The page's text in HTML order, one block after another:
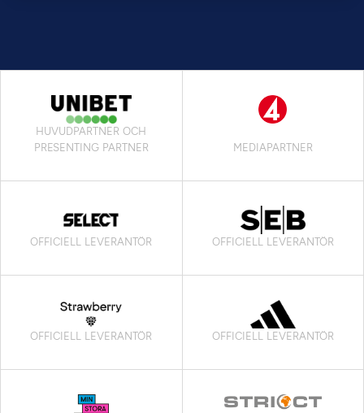
HUVUDPARTNER OCH
PRESENTING PARTNER
MEDIAPARTNER
OFFICIELL LEVERANTÖR OFFICIELL LEVERANTÖR
OFFICIELL LEVERANTÖR OFFICIELL LEVERANTÖR